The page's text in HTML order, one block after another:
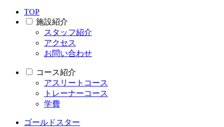
TOP
施設紹介
スタッフ紹介
アクセス
お問い合わせ
コース紹介
アスリートコース
トレーナーコース
学費
ゴールドスター